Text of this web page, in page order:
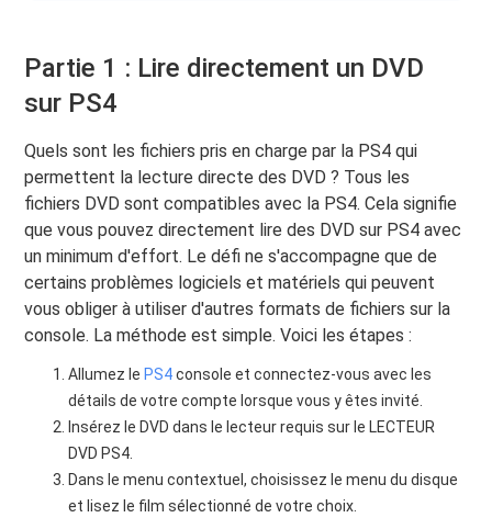
Partie 1 : Lire directement un DVD
sur PS4
Quels sont les fichiers pris en charge par la PS4 qui
permettent la lecture directe des DVD ? Tous les
fichiers DVD sont compatibles avec la PS4. Cela signifie
que vous pouvez directement lire des DVD sur PS4 avec
un minimum d'effort. Le défi ne s'accompagne que de
certains problèmes logiciels et matériels qui peuvent
vous obliger à utiliser d'autres formats de fichiers sur la
console. La méthode est simple. Voici les étapes :
Allumez le PS4console et connectez-vous avec les
détails de votre compte lorsque vous y êtes invité.
Insérez le DVD dans le lecteur requis sur le LECTEUR
DVD PS4.
Dans le menu contextuel, choisissez le menu du disque
et lisez le film sélectionné de votre choix.